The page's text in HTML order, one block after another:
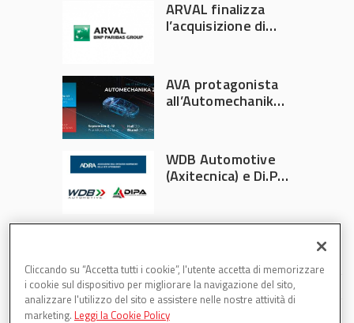
ARVAL finalizza
l’acquisizione di
AVA protagonista
all’Automechanika
WDB Automotive
(Axitecnica) e Di.Pa.
Cliccando su “Accetta tutti i cookie”, l'utente accetta di memorizzare
i cookie sul dispositivo per migliorare la navigazione del sito,
analizzare l'utilizzo del sito e assistere nelle nostre attività di
marketing. Leggi la Cookie Policy